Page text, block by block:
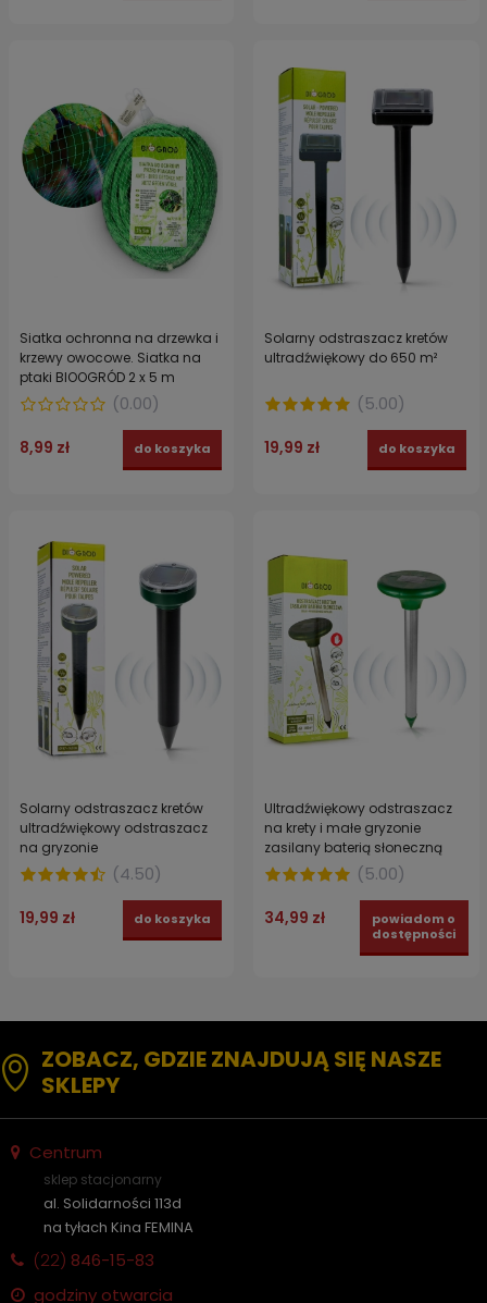
Siatka ochronna na drzewka i
krzewy owocowe. Siatka na
ptaki BIOOGRÓD 2 x 5 m
(0.00)
8,99 zł do koszyka
Solarny odstraszacz kretów
ultradźwiękowy do 650 m²
(5.00)
19,99 zł do koszyka
Solarny odstraszacz kretów
ultradźwiękowy odstraszacz
na gryzonie
(4.50)
19,99 zł do koszyka
Ultradźwiękowy odstraszacz
na krety i małe gryzonie
zasilany baterią słoneczną
(5.00)
34,99 zł
powiadom o
dostępności
ZOBACZ, GDZIE ZNAJDUJĄ SIĘ NASZE
SKLEPY
Centrum
sklep stacjonarny
al. Solidarności 113d
na tyłach Kina FEMINA
(22) 846-15-83
godziny otwarcia